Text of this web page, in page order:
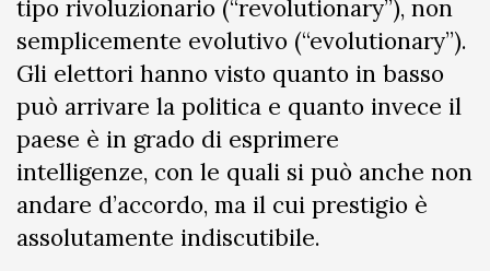
tipo rivoluzionario (“revolutionary”), non
semplicemente evolutivo (“evolutionary”).
Gli elettori hanno visto quanto in basso
può arrivare la politica e quanto invece il
paese è in grado di esprimere
intelligenze, con le quali si può anche non
andare d’accordo, ma il cui prestigio è
assolutamente indiscutibile.